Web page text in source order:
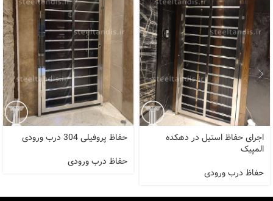
اجرای حفاظ استیل در دهکده
المپیک
حفاظ درب ورودی
حفاظ پروفیلی 304 درب ورودی
حفاظ درب ورودی